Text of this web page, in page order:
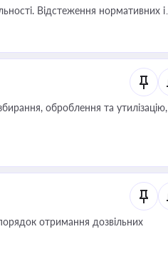
Відстеження нормативних і
під час оподаткування,
оціночної діяльності
оброблення та утилізацію,
отримання дозвільних